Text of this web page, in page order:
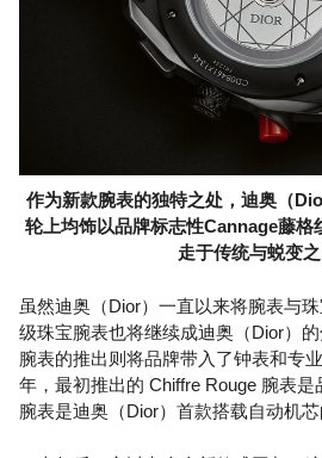
作为新款腕表的独特之处，迪奥（
轮上均饰以品牌标志性Cannage藤格
走于传统与蜕变之
虽然迪奥（Dior）一直以来将腕表与
级珠宝腕表也将继续成迪奥（Dior）
腕表的推出则将品牌带入了钟表和专
年，最初推出的 Chiffre Rouge 腕表
腕表是迪奥（Dior）首款搭载自动机芯